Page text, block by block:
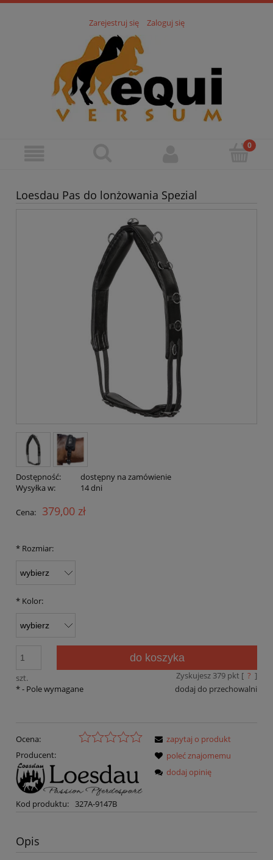
Zarejestruj się Zaloguj się
Loesdau Pas do lonżowania Spezial
Dostępność:
dostępny na zamówienie
Wysyłka w:
14 dni
Cena: 379,00 zł
* Rozmiar:
* Kolor:
szt.
do koszyka
Zyskujesz 379pkt [ ? ]
dodaj do przechowalni
*- Pole wymagane
Ocena:
Producent:
Kod produktu: 327A-9147B
zapytaj o produkt
poleć znajomemu
dodaj opinię
Opis